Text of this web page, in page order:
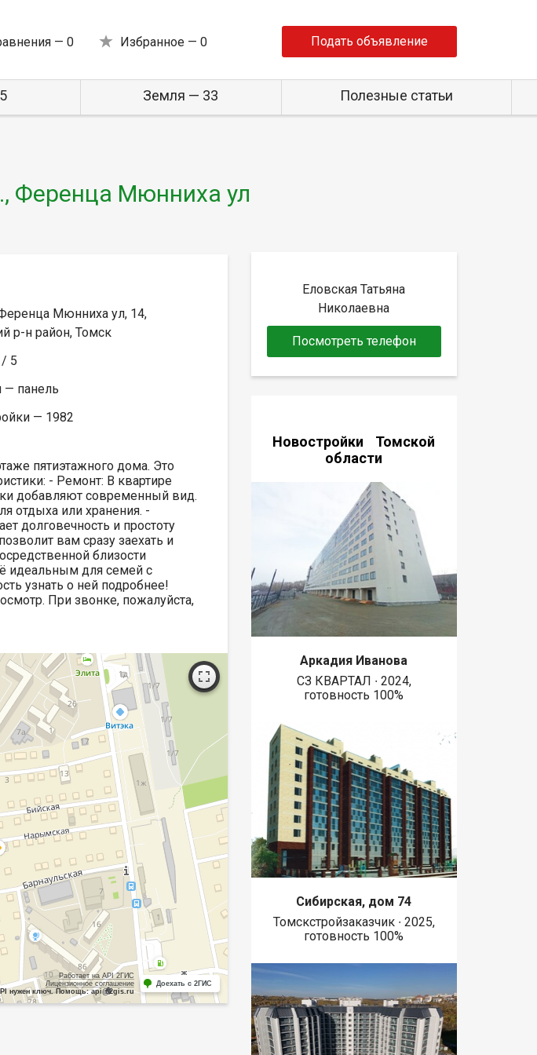
— 0 Избранное — 0 Подать объявление
Земля — 33 Полезные статьи
Ференца Мюнниха ул
Мюнниха ул, 14,
р-н район, Томск
5
— панель
— 1982
пятиэтажного дома. Это
- Ремонт: В квартире
добавляют современный вид.
отдыха или хранения. -
долговечность и простоту
вам сразу заехать и
близости
идеальным для семей с
узнать о ней подробнее!
При звонке, пожалуйста,
Работает на API 2ГИС
Лицензионное соглашение
нужен ключ. Помощь: api@2gis.ru
Доехать с 2ГИС
Еловская Татьяна
Николаевна
Посмотреть телефон
Новостройки Томской
области
Аркадия Иванова
СЗ КВАРТАЛ ∙ 2024,
готовность 100%
Сибирская, дом 74
Томскстройзаказчик ∙ 2025,
готовность 100%